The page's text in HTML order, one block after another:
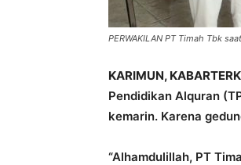
PERWAKILAN PT Timah Tbk
KARIMUN,
Pendidikan Alquran
kemarin. Karena
“Alhamdulillah, PT